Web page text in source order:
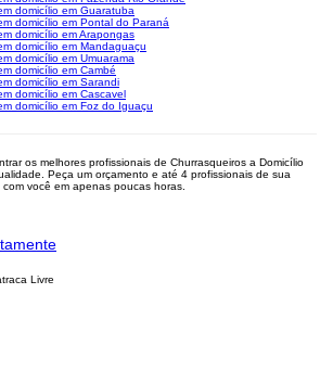
domicílio em Guaratuba
domicílio em Pontal do Paraná
domicílio em Arapongas
domicílio em Mandaguaçu
domicílio em Umuarama
domicílio em Cambé
domicílio em Sarandi
domicílio em Cascavel
domicílio em Foz do Iguaçu
os melhores profissionais de Churrasqueiros a Domicílio
Peça um orçamento e até 4 profissionais de sua
você em apenas poucas horas.